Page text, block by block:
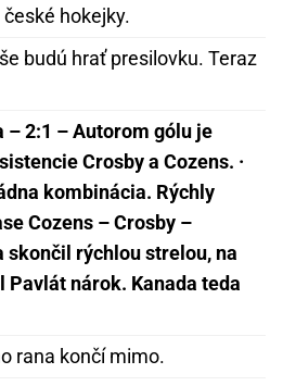
hokejky.
budú hrať presilovku. Teraz
– 2:1 – Autorom gólu je
Crosby a Cozens. ·
kombinácia. Rýchly
Cozens – Crosby –
skončil rýchlou strelou, na
Pavlát nárok. Kanada teda
rana končí mimo.